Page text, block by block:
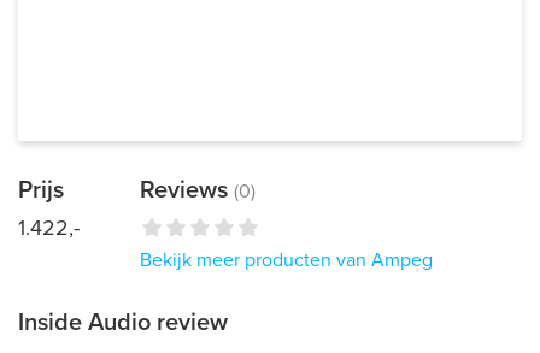
Prijs
1.422,-
Reviews (0)
Bekijk meer producten van Ampeg
Inside Audio review